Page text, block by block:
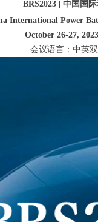
BRS2023 | 中国国
International Power
October 26-27,
会议语言：中英